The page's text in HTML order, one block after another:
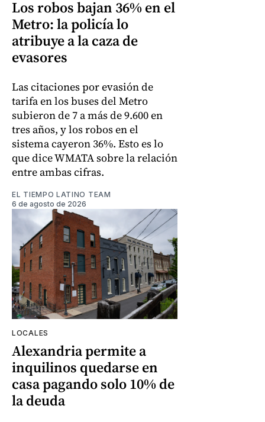
Los robos bajan 36% en el
Metro: la policía lo
atribuye a la caza de
evasores
Las citaciones por evasión de
tarifa en los buses del Metro
subieron de 7 a más de 9.600 en
tres años, y los robos en el
sistema cayeron 36%. Esto es lo
que dice WMATA sobre la relación
entre ambas cifras.
EL TIEMPO LATINO TEAM
6 de agosto de 2026
LOCALES
Alexandria permite a
inquilinos quedarse en
casa pagando solo 10% de
la deuda